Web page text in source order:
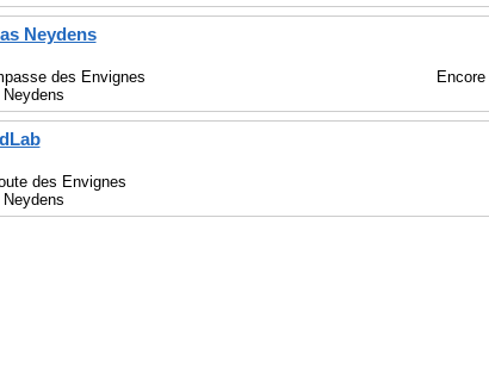
Neydens
des Envignes
Encore
des Envignes